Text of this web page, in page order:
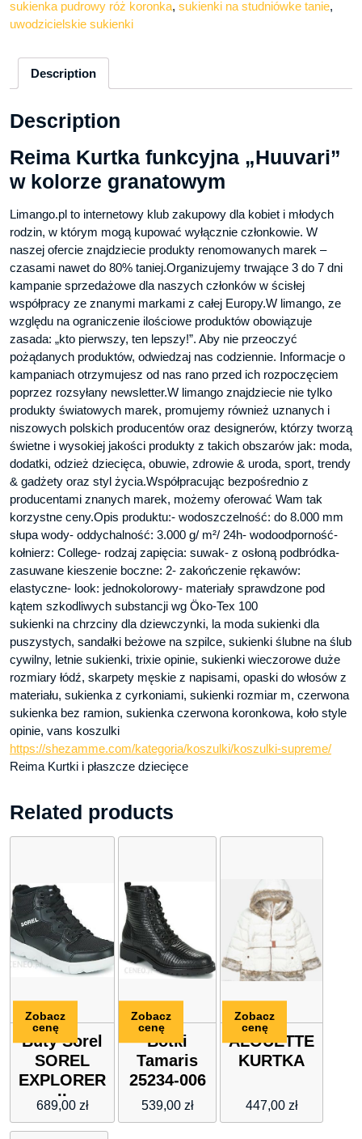
sukienka pudrowy róż koronka, sukienki na studniówke tanie,
uwodzicielskie sukienki
Description
Description
Reima Kurtka funkcyjna „Huuvari”
w kolorze granatowym
Limango.pl to internetowy klub zakupowy dla kobiet i młodych
rodzin, w którym mogą kupować wyłącznie członkowie. W
naszej ofercie znajdziecie produkty renomowanych marek –
czasami nawet do 80% taniej.Organizujemy trwające 3 do 7 dni
kampanie sprzedażowe dla naszych członków w ścisłej
współpracy ze znanymi markami z całej Europy.W limango, ze
względu na ograniczenie ilościowe produktów obowiązuje
zasada: „kto pierwszy, ten lepszy!”. Aby nie przeoczyć
pożądanych produktów, odwiedzaj nas codziennie. Informacje o
kampaniach otrzymujesz od nas rano przed ich rozpoczęciem
poprzez rozsyłany newsletter.W limango znajdziecie nie tylko
produkty światowych marek, promujemy również uznanych i
niszowych polskich producentów oraz designerów, którzy tworzą
świetne i wysokiej jakości produkty z takich obszarów jak: moda,
dodatki, odzież dziecięca, obuwie, zdrowie & uroda, sport, trendy
& gadżety oraz styl życia.Współpracując bezpośrednio z
producentami znanych marek, możemy oferować Wam tak
korzystne ceny.Opis produktu:- wodoszczelność: do 8.000 mm
słupa wody- oddychalność: 3.000 g/ m²/ 24h- wodoodporność-
kołnierz: College- rodzaj zapięcia: suwak- z osłoną podbródka-
zasuwane kieszenie boczne: 2- zakończenie rękawów:
elastyczne- look: jednokolorowy- materiały sprawdzone pod
kątem szkodliwych substancji wg Öko-Tex 100
sukienki na chrzciny dla dziewczynki, la moda sukienki dla
puszystych, sandałki beżowe na szpilce, sukienki ślubne na ślub
cywilny, letnie sukienki, trixie opinie, sukienki wieczorowe duże
rozmiary łódź, skarpety męskie z napisami, opaski do włosów z
materiału, sukienka z cyrkoniami, sukienki rozmiar m, czerwona
sukienka bez ramion, sukienka czerwona koronkowa, koło style
opinie, vans koszulki
https://shezamme.com/kategoria/koszulki/koszulki-supreme/
Reima Kurtki i płaszcze dziecięce
Related products
Buty Sorel
SOREL
EXPLORER
II
SNEAKER
689,00 zł
Zobacz
cenę
Botki
Tamaris
25234-006
539,00 zł
Zobacz
cenę
ALOUETTE
KURTKA
447,00 zł
Zobacz
cenę